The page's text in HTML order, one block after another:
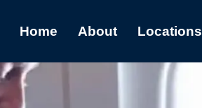
Home About Locations